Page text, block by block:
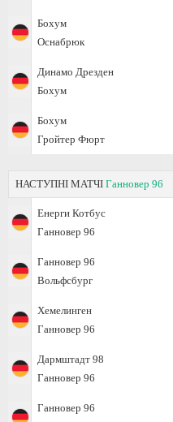
Бохум
Оснабрюк
Динамо Дрезден
Бохум
Бохум
Гройтер Фюрт
НАСТУПНІ МАТЧІ Ганновер 96
Енерги Котбус
Ганновер 96
Ганновер 96
Вольфсбург
Хемелинген
Ганновер 96
Дармштадт 98
Ганновер 96
Ганновер 96